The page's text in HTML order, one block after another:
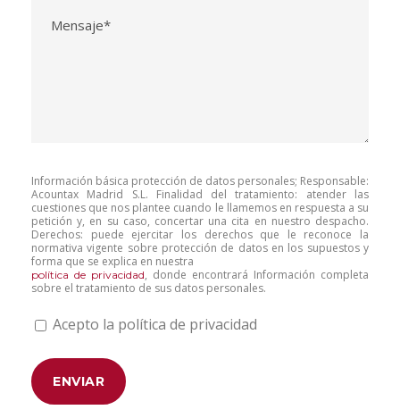
Información básica protección de datos personales; Responsable:
Acountax Madrid S.L. Finalidad del tratamiento: atender las
cuestiones que nos plantee cuando le llamemos en respuesta a su
petición y, en su caso, concertar una cita en nuestro despacho.
Derechos: puede ejercitar los derechos que le reconoce la
normativa vigente sobre protección de datos en los supuestos y
forma que se explica en nuestra
política de privacidad, donde encontrará Información completa
sobre el tratamiento de sus datos personales.
Acepto la política de privacidad